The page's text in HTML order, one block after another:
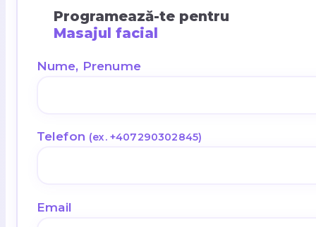
Programează-te pentru
Masajul facial
Nume, Prenume
Telefon (ex. +407290302845)
Email